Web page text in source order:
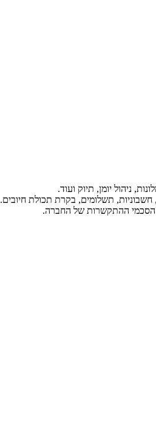
ניהול יומן, תיוק ועוד.
תשלומים, בקרת תכולת חיובים.
הסכמי ההתקשרות של החברה.